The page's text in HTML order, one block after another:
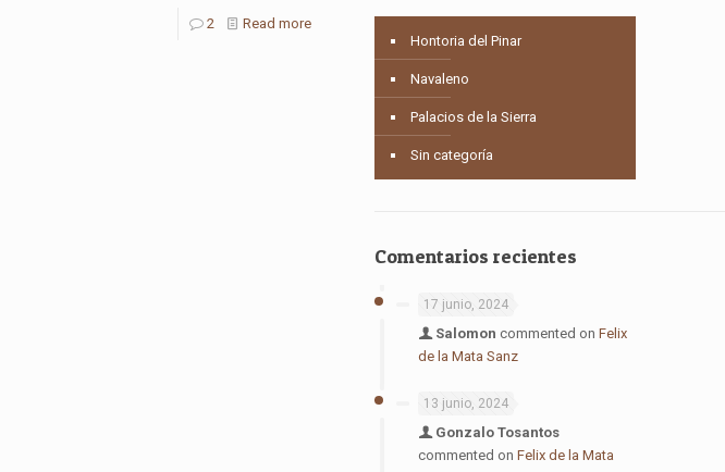
2 Read more
Hontoria del Pinar
Navaleno
Palacios de la Sierra
Sin categoría
Comentarios recientes
17 junio, 2024
Salomon commented onFelix
de la Mata Sanz
13 junio, 2024
Gonzalo Tosantos
commented onFelix de la Mata